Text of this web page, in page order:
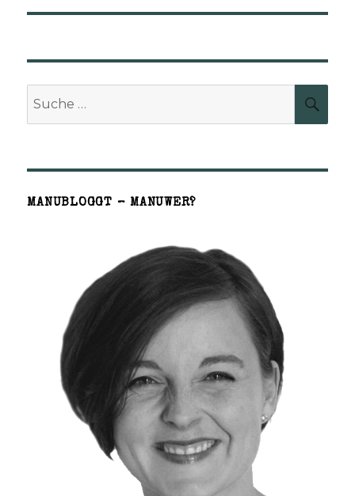
MANUBLOGGT – MANUWER?